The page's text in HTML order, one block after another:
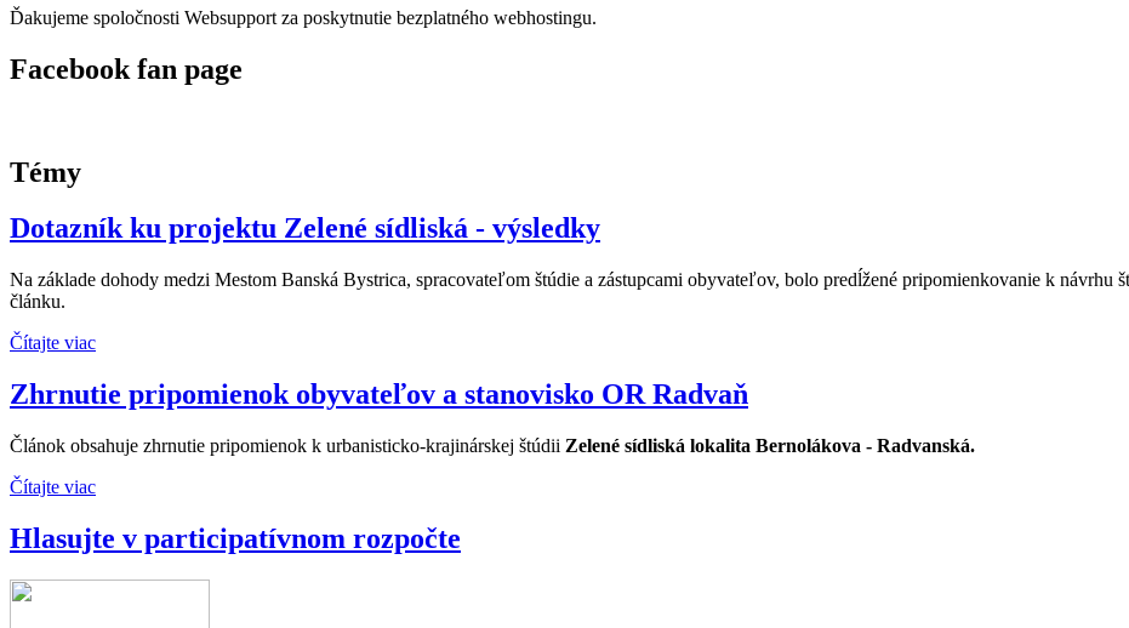
Ďakujeme spoločnosti Websupport za poskytnutie bezplatného webhostingu.
Facebook fan page
Témy
Dotazník ku projektu Zelené sídliská - výsledky
Na základe dohody medzi Mestom Banská Bystrica, spracovateľom štúdie a zástupcami obyvateľov, bolo predĺžené pripomienkovanie k
článku.
Čítajte viac
Zhrnutie pripomienok obyvateľov a stanovisko OR Radvaň
Článok obsahuje zhrnutie pripomienok k urbanisticko-krajinárskej štúdii Zelené sídliská lokalita Bernolákova - Radvanská.
Čítajte viac
Hlasujte v participatívnom rozpočte